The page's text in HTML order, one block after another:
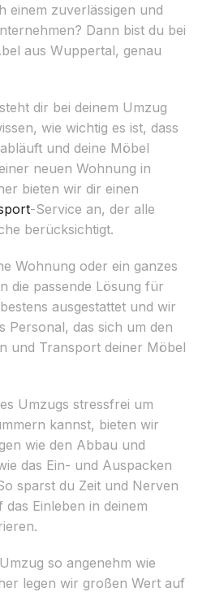
einem zuverlässigen und
Dann bist du bei
aus Wuppertal, genau
dir bei deinem Umzug
wie wichtig es ist, dass
und deine Möbel
neuen Wohnung in
bieten wir dir einen
-Service an, der alle
berücksichtigt.
Wohnung oder ein ganzes
die passende Lösung für
ausgestattet und wir
Personal, das sich um den
und Transport deiner Möbel
Umzugs stressfrei um
kannst, bieten wir
wie den Abbau und
das Ein- und Auspacken
sparst du Zeit und Nerven
Einleben in deinem
so angenehm wie
legen wir großen Wert auf